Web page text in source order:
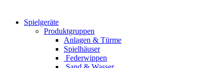
Spielgeräte
Produktgruppen
Anlagen & Türme
Spielhäuser
Federwippen